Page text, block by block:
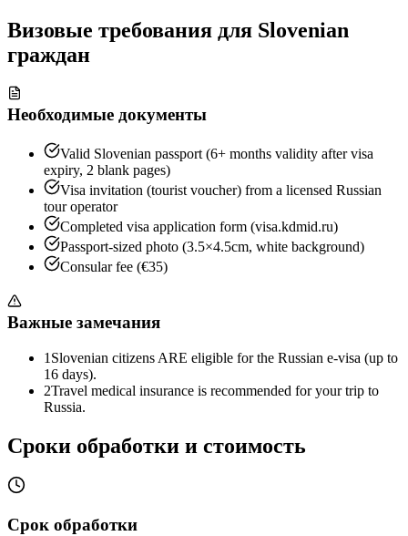
Визовые требования для Slovenian
граждан
Необходимые документы
Valid Slovenian passport (6+ months validity after visa
expiry, 2 blank pages)
Visa invitation (tourist voucher) from a licensed Russian
tour operator
Completed visa application form (visa.kdmid.ru)
Passport-sized photo (3.5×4.5cm, white background)
Consular fee (€35)
Важные замечания
1 Slovenian citizens ARE eligible for the Russian e-visa (up to
16 days).
2Travel medical insurance is recommended for your trip to
Russia.
Сроки обработки и стоимость
Срок обработки